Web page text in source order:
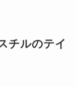
チルのテイ